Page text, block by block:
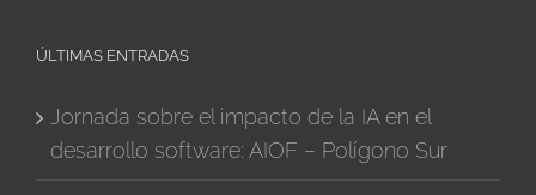
ÚLTIMAS ENTRADAS
Jornada sobre el impacto de la IA en el
desarrollo software: AIOF – Polígono Sur